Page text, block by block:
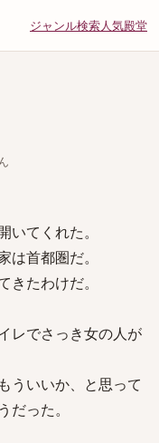
ジャンル検索人気殿堂
てくれた。
首都圏だ。
たわけだ。
レでさっき女の人が
ういいか、と思って
だった。